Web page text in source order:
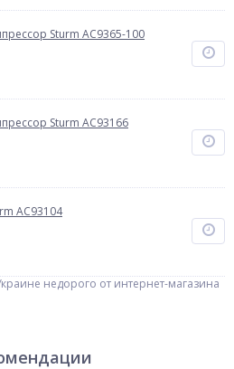
Sturm AC9365-100
Sturm AC93166
AC93104
недорого от интернет-магазина